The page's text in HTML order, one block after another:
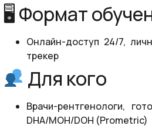
🖥 Формат
Онлайн-доступ 24/7,
трекер
Для кого
Врачи-рентгенологи,
DHA/MOH/DOH (Prometric)